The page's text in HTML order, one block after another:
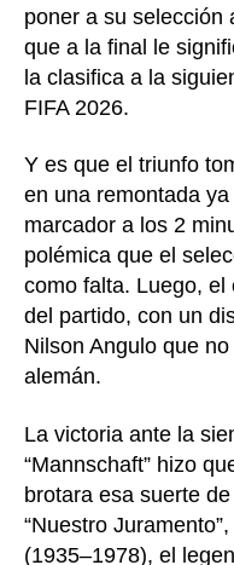
poner a su selección
que a la final le
la clasifica a la
FIFA 2026.
Y es que el triunfo
en una remontada
marcador a los 2
polémica que el
como falta. Luego,
del partido, con un
Nilson Angulo que
alemán.
La victoria ante la
“Mannschaft” hizo
brotara esa suerte
“Nuestro
(1935–1978), el